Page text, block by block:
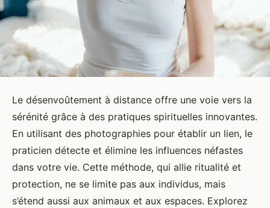
Le désenvoûtement à distance offre une voie vers la
sérénité grâce à des pratiques spirituelles innovantes.
En utilisant des photographies pour établir un lien, le
praticien détecte et élimine les influences néfastes
dans votre vie. Cette méthode, qui allie ritualité et
protection, ne se limite pas aux individus, mais
s’étend aussi aux animaux et aux espaces. Explorez